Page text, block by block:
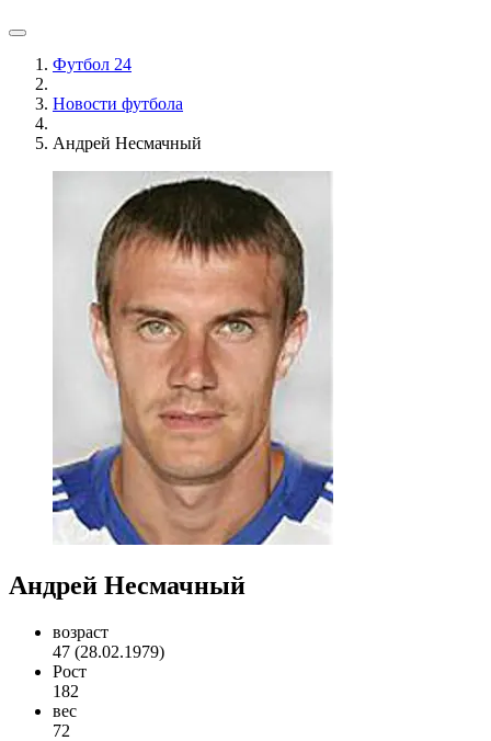
Футбол 24
Новости футбола
Андрей Несмачный
Андрей Несмачный
возраст
47 (28.02.1979)
Рост
182
вес
72